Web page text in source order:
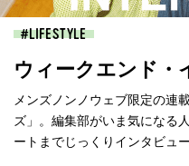
LIFESTYLE
ウィークエンド・
メンズノンノウェブ限定の連
ズ」。編集部がいま気になる
ートまでじっくりインタビュー